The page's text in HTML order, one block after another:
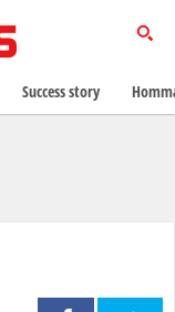
Success story